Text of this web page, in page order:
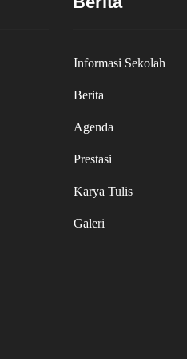
Informasi Sekolah
Berita
Agenda
Prestasi
Karya Tulis
Galeri